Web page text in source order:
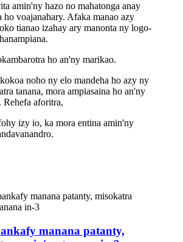
amin'ny hazo no mahatonga anay
ho voajanahary. Afaka manao azy
tianao izahay ary manonta ny logo-
ho an'ny marikao.
noho ny elo mandeha ho azy ny
tanana, mora ampiasaina ho an'ny
Rehefa aforitra,
izy io, ka mora entina amin'ny
manana patanty,